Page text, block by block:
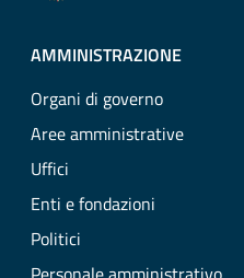
AMMINISTRAZIONE
Organi di governo
Aree amministrative
Uffici
Enti e fondazioni
Politici